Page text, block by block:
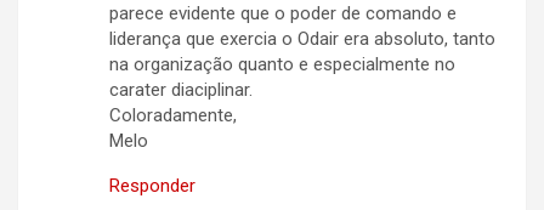
parece evidente que o poder de comando e
liderança que exercia o Odair era absoluto, tanto
na organização quanto e especialmente no
carater diaciplinar.
Coloradamente,
Melo
Responder